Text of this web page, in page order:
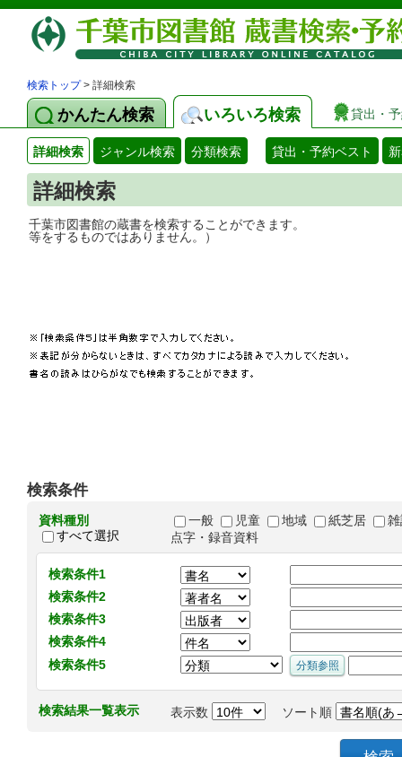
検索トップ> 詳細検索
かんたん検索 いろいろ検索 貸出・
詳細検索 ジャンル検索 分類検索 貸出・予約ベスト
詳細検索
千葉市図書館の蔵書を検索することがで
等をするものではありません。）
検索条件
資料種別
すべて選択
一般 児童 地域 紙芝居
点字・録音資料
検索条件1
検索条件2
検索条件3
検索条件4
検索条件5
検索結果一覧表示 表示数 ソート順